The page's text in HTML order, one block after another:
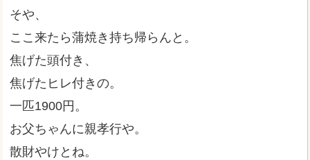
そや、
ここ来たら蒲焼き持ち帰らんと。
焦げた頭付き、
焦げたヒレ付きの。
一匹1900円。
お父ちゃんに親孝行や。
散財やけとね。